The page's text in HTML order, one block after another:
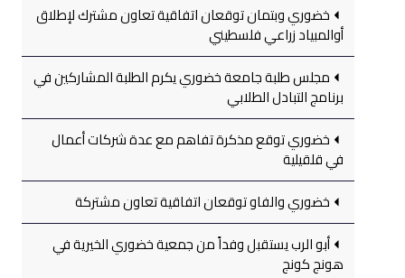
خضوري وبتمان توقعان اتفاقية تعاون مشترك لإطلاق
أوالمبياد زراعي فلسطيني
مجلس طلبة جامعة خضوري يكرم الطلبة المشاركين في
برنامج التبادل الطلابي
خضوري توقع مذكرة تفاهم مع عدة شركات أعمال
في قلقيلية
خضوري والفاو توقعان اتفاقية تعاون مشتركة
أبو الرب يستقبل وفداً من جمعية خضوري الخيرية في
هونج كونج